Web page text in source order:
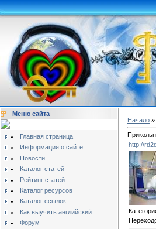
Меню сайта
Главная страница
Информация о сайте
Новости
Каталог статей
Рейтинг статей
Каталог ресурсов
Каталог ссылок
Как выучить английский
Форум
Начало »
http://